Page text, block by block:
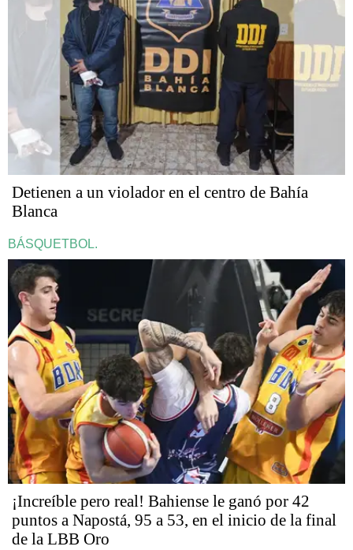
Detienen a un violador en el centro de Bahía
Blanca
BÁSQUETBOL.
¡Increíble pero real! Bahiense le ganó por 42
puntos a Napostá, 95 a 53, en el inicio de la final
de la LBB Oro